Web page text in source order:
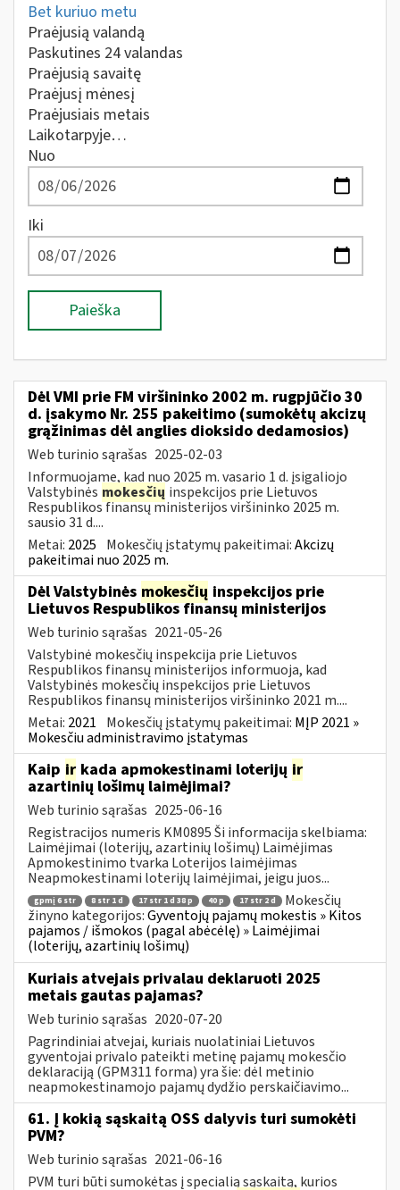
Bet kuriuo metu
Praėjusią valandą
Paskutines 24 valandas
Praėjusią savaitę
Praėjusį mėnesį
Praėjusiais metais
Laikotarpyje…
Nuo
Iki
Paieška
Dėl VMI prie FM viršininko 2002 m. rugpjūčio 30
d. įsakymo Nr. 255 pakeitimo (sumokėtų akcizų
grąžinimas dėl anglies dioksido dedamosios)
Web turinio sąrašas 2025-02-03
Informuojame, kad nuo 2025 m. vasario 1 d. įsigaliojo
Valstybinės mokesčių inspekcijos prie Lietuvos
Respublikos finansų ministerijos viršininko 2025 m.
sausio 31 d....
Metai: 2025 Mokesčių įstatymų pakeitimai:Akcizų
pakeitimai nuo 2025 m.
Dėl Valstybinės mokesčių inspekcijos prie
Lietuvos Respublikos finansų ministerijos
Web turinio sąrašas 2021-05-26
Valstybinė mokesčių inspekcija prie Lietuvos
Respublikos finansų ministerijos informuoja, kad
Valstybinės mokesčių inspekcijos prie Lietuvos
Respublikos finansų ministerijos viršininko 2021 m....
Metai: 2021 Mokesčių įstatymų pakeitimai: MĮP 2021 »
Mokesčiu administravimo įstatymas
Kaip ir kada apmokestinami loterijų ir
azartinių lošimų laimėjimai?
Web turinio sąrašas 2025-06-16
Registracijos numeris KM0895 Ši informacija skelbiama:
Laimėjimai (loterijų, azartinių lošimų) Laimėjimas
Apmokestinimo tvarka Loterijos laimėjimas
Neapmokestinami loterijų laimėjimai, jeigu juos...
gpmį 6 str 8 str 1 d 17 str 1 d 38 p 40 p 17 str 2 d
Mokesčių
žinyno kategorijos:Gyventojų pajamų mokestis » Kitos
pajamos / išmokos (pagal abėcėlę) » Laimėjimai
(loterijų, azartinių lošimų)
Kuriais atvejais privalau deklaruoti 2025
metais gautas pajamas?
Web turinio sąrašas 2020-07-20
Pagrindiniai atvejai, kuriais nuolatiniai Lietuvos
gyventojai privalo pateikti metinę pajamų mokesčio
deklaraciją (GPM311 forma) yra šie: dėl metinio
neapmokestinamojo pajamų dydžio perskaičiavimo...
61. Į kokią sąskaitą OSS dalyvis turi sumokėti
PVM?
Web turinio sąrašas 2021-06-16
PVM turi būti sumokėtas į specialią sąskaitą, kurios